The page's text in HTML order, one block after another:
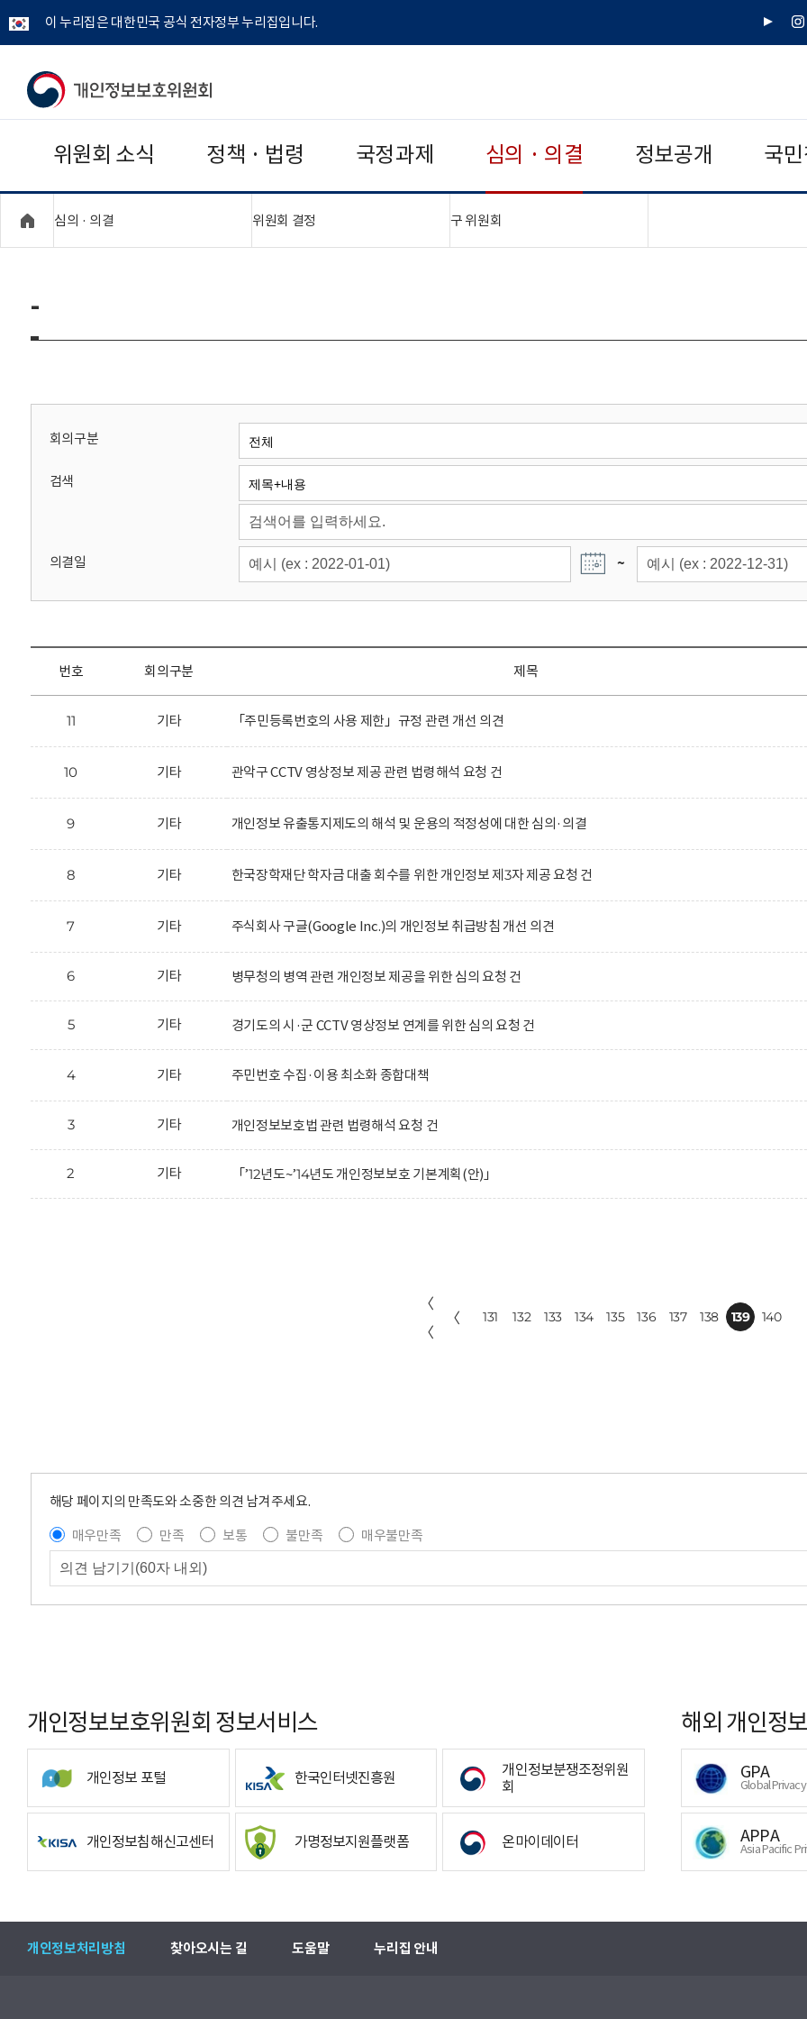
이 누리집은 대한민국 공식 전자정부 누리집입니다.
유
인
개
보
보
위
회
위원회 소식 정책 · 법령 국정과제 심의 · 의결 정보공개 국
심의 · 의결 위원회 결정 구 위원회
-
회의구분
검색
의결일 ~
번호 회의구분 제목
11 기타 「주민등록번호의 사용 제한」규정 관련 개선 의견
10 기타 관악구 CCTV 영상정보 제공 관련 법령해석 요청 건
9 기타 개인정보 유출통지제도의 해석 및 운용의 적정성에 대한 심의·의결
8 기타 한국장학재단 학자금 대출 회수를 위한 개인정보 제3자 제공 요청 건
7 기타 주식회사 구글(Google Inc.)의 개인정보 취급방침 개선 의견
6 기타 병무청의 병역 관련 개인정보 제공을 위한 심의 요청 건
5 기타 경기도의 시·군 CCTV 영상정보 연계를 위한 심의 요청 건
4 기타 주민번호 수집·이용 최소화 종합대책
3 기타 개인정보보호법 관련 법령해석 요청 건
2 기타 「’12년도~’14년도 개인정보보호 기본계획(안)」
〈
〈
〈 131 132 133 134 135 136 137 138 139 140
해당 페이지의 만족도와 소중한 의견 남겨주세요.
매우만족
만족 보통 불만족 매우불만족
개인정보보호위원회 정보서비스
개인정보 포털 한국인터넷진흥원
개인정보분쟁조정위원
회
개인정보침해신고센터 가명정보지원플랫폼 온마이데이터
해외 개인정
GPA
Global
APPA
Asia Pacific
개인정보처리방침 찾아오시는 길 도움말 누리집 안내